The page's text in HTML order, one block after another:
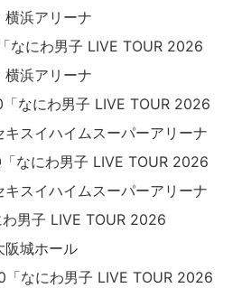
横浜アリーナ
なにわ男子 LIVE TOUR 2026
横浜アリーナ
なにわ男子 LIVE TOUR 2026
キスイハイムスーパーアリーナ
なにわ男子 LIVE TOUR 2026
キスイハイムスーパーアリーナ
男子 LIVE TOUR 2026
阪城ホール
なにわ男子 LIVE TOUR 2026